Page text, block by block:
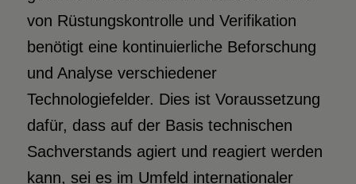
von Rüstungskontrolle und Verifikation
benötigt eine kontinuierliche Beforschung
und Analyse verschiedener
Technologiefelder. Dies ist Voraussetzung
dafür, dass auf der Basis technischen
Sachverstands agiert und reagiert werden
kann, sei es im Umfeld internationaler